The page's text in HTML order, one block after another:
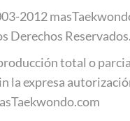
2012
Derechos Reservados.
total o
la expresa